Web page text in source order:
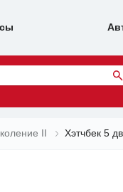
II Хэтчбек 5 дв.